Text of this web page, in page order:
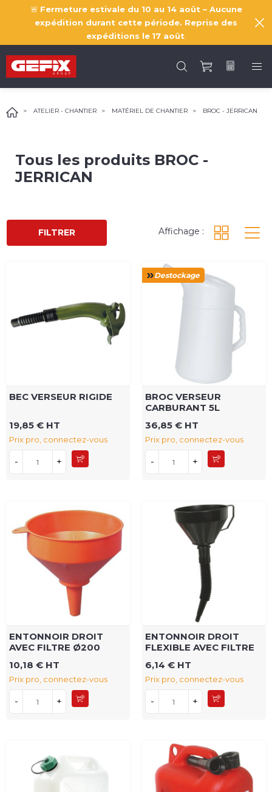
🚨 Fermeture estivale du 10 au 14 août – Aucune
expédition durant cette période. Reprise des
expéditions le 17 août
ATELIER - CHANTIER MATÉRIEL DE CHANTIER BROC - JERRICAN
Tous les produits BROC -
JERRICAN
FILTRER Affichage :
BEC VERSEUR RIGIDE
19,85 € HT
Prix pro, connectez-vous
- +
Destockage
BROC VERSEUR
CARBURANT 5L
36,85 € HT
Prix pro, connectez-vous
- +
ENTONNOIR DROIT
AVEC FILTRE Ø200
10,18 € HT
Prix pro, connectez-vous
- +
ENTONNOIR DROIT
FLEXIBLE AVEC FILTRE
6,14 € HT
Prix pro, connectez-vous
- +